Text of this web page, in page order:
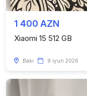
1 400 AZN
Xiaomi 15 512 GB
Bakı 9 iyun 2026